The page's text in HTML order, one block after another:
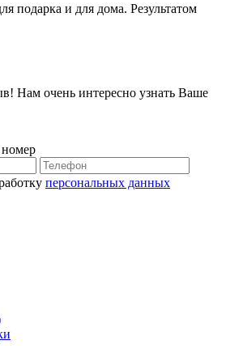
подарка и для дома. Результатом
Нам очень интересно узнать Ваше
персональных данных